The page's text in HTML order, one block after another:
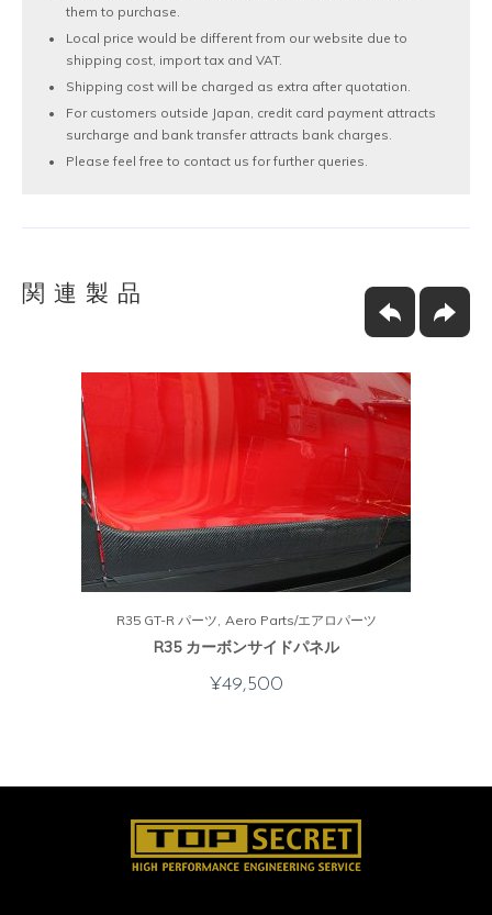
them to purchase.
Local price would be different from our website due to
shipping cost, import tax and VAT.
Shipping cost will be charged as extra after quotation.
For customers outside Japan, credit card payment attracts
surcharge and bank transfer attracts bank charges.
Please feel free to contact us for further queries.
関連製品
R35 GT-R パーツ Aero Parts/エアロパーツ
R35 カーボンサイドパネル
¥49,500